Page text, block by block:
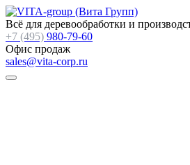
Всё для деревообработки и
+7 (495) 980-79-60
Офис продаж
sales@vita-corp.ru